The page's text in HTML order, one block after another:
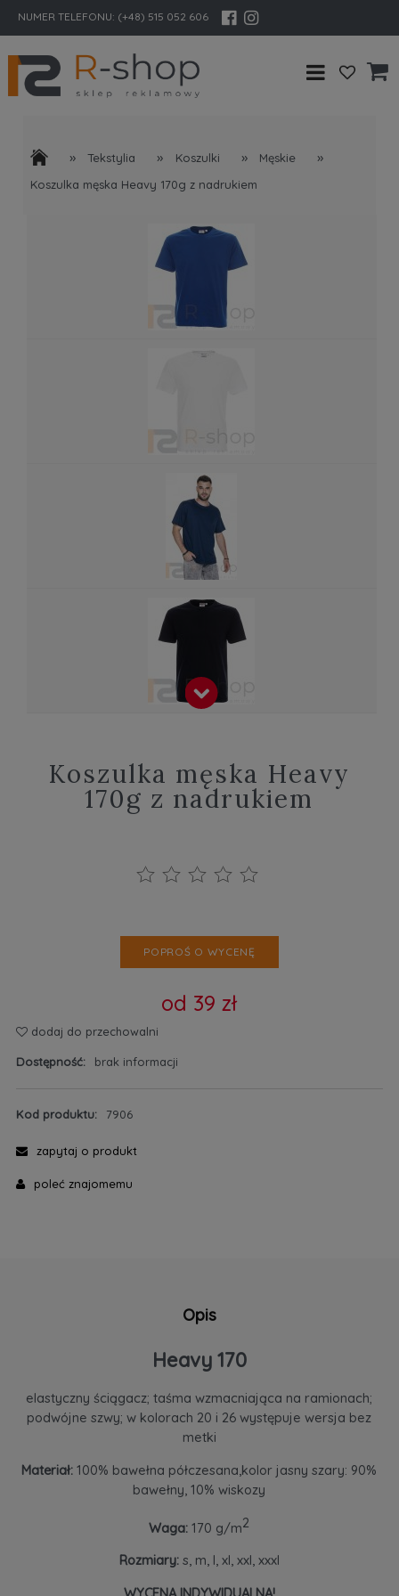
NUMER TELEFONU: (+48) 515 052 606
» Tekstylia » Koszulki » Męskie »
Koszulka męska Heavy 170g z nadrukiem
Koszulka męska Heavy
170g z nadrukiem
POPROŚ O WYCENĘ
od 39 zł
dodaj do przechowalni
Dostępność: brak informacji
Kod produktu: 7906
zapytaj o produkt
poleć znajomemu
Opis
Heavy 170
elastyczny ściągacz; taśma wzmacniająca na ramionach;
podwójne szwy; w kolorach 20 i 26 występuje wersja bez
metki
Materiał: 100% bawełna półczesana,kolor jasny szary: 90%
bawełny, 10% wiskozy
Waga: 170 g/m2
Rozmiary: s, m, l, xl, xxl, xxxl